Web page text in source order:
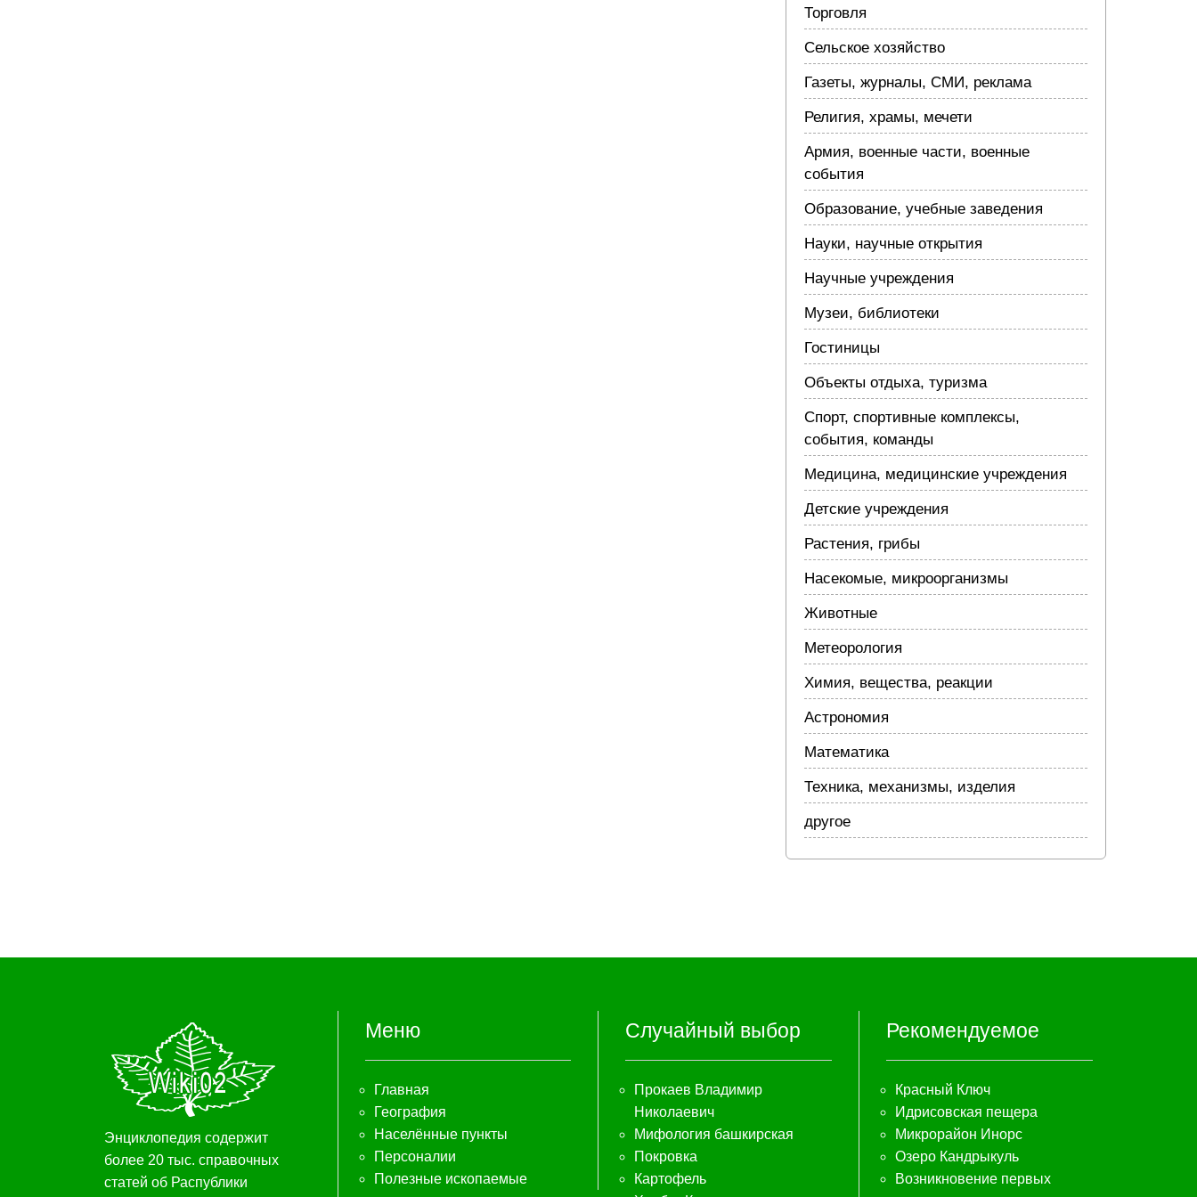
Торговля
Сельское хозяйство
Газеты, журналы, СМИ, реклама
Религия, храмы, мечети
Армия, военные части, военные
события
Образование, учебные заведения
Науки, научные открытия
Научные учреждения
Музеи, библиотеки
Гостиницы
Объекты отдыха, туризма
Спорт, спортивные комплексы,
события, команды
Медицина, медицинские учреждения
Детские учреждения
Растения, грибы
Насекомые, микроорганизмы
Животные
Метеорология
Химия, вещества, реакции
Астрономия
Математика
Техника, механизмы, изделия
другое
Энциклопедия содержит
более 20 тыс. справочных
статей об Распублики
Меню
Главная
География
Населённые пункты
Персоналии
Полезные ископаемые
Случайный выбор
Прокаев Владимир
Николаевич
Мифология башкирская
Покровка
Картофель
Рекомендуемое
Красный Ключ
Идрисовская пещера
Микрорайон Инорс
Озеро Кандрыкуль
Возникновение первых